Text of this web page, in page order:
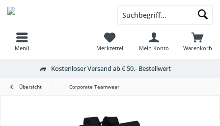
Menü Warenkorb
Merkzettel Mein Konto
Kostenloser Versand ab € 50,- Bestellwert
Übersicht Corporate Teamwear